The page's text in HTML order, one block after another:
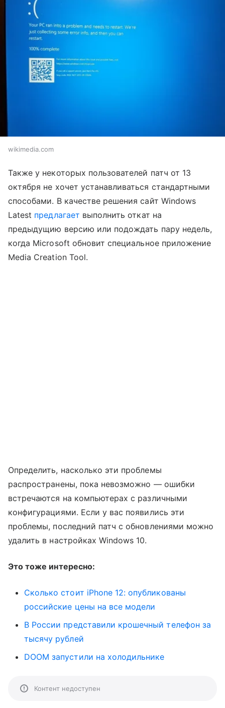
wikimedia.com
Также у некоторых пользователей патч от 13
октября не хочет устанавливаться стандартными
способами. В качестве решения сайт Windows
Latest предлагает выполнить откат на
предыдущию версию или подождать пару недель,
когда Microsoft обновит специальное приложение
Media Creation Tool.
Определить, насколько эти проблемы
распространены, пока невозможно — ошибки
встречаются на компьютерах с различными
конфигурациями. Если у вас появились эти
проблемы, последний патч с обновлениями можно
удалить в настройках Windows 10.
Это тоже интересно:
Сколько стоит iPhone 12: опубликованы
российские цены на все модели
В России представили крошечный телефон за
тысячу рублей
DOOM запустили на холодильнике
Контент недоступен